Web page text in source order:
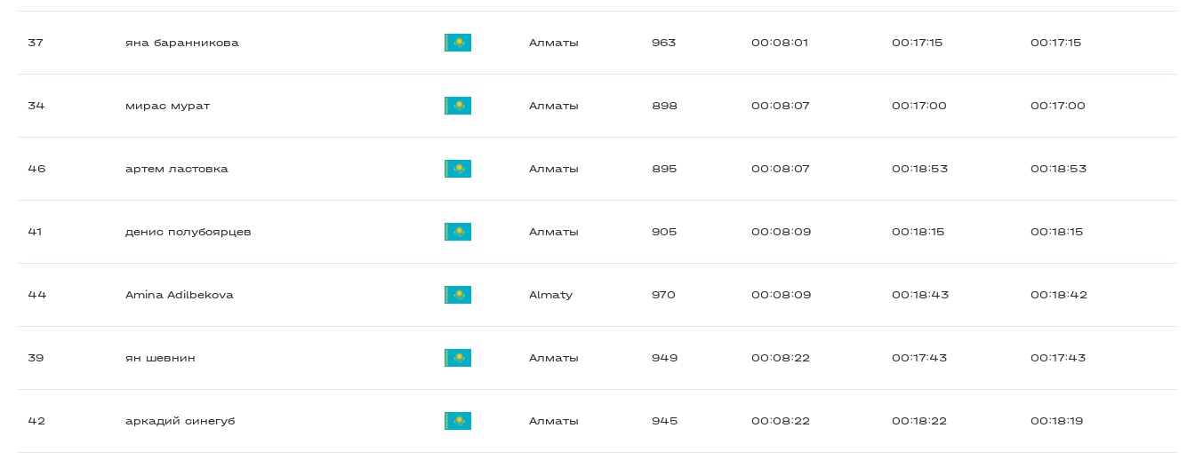
37 яна баранникова Алматы 963 00:08:01 00:17:15 00:17:15
34 мирас мурат Алматы 898 00:08:07 00:17:00 00:17:00
46 артем ластовка Алматы 895 00:08:07 00:18:53 00:18:53
41 денис полубоярцев Алматы 905 00:08:09 00:18:15 00:18:15
44 Amina Adilbekova Almaty 970 00:08:09 00:18:43 00:18:42
39 ян шевнин Алматы 949 00:08:22 00:17:43 00:17:43
42 аркадий синегуб Алматы 945 00:08:22 00:18:22 00:18:19